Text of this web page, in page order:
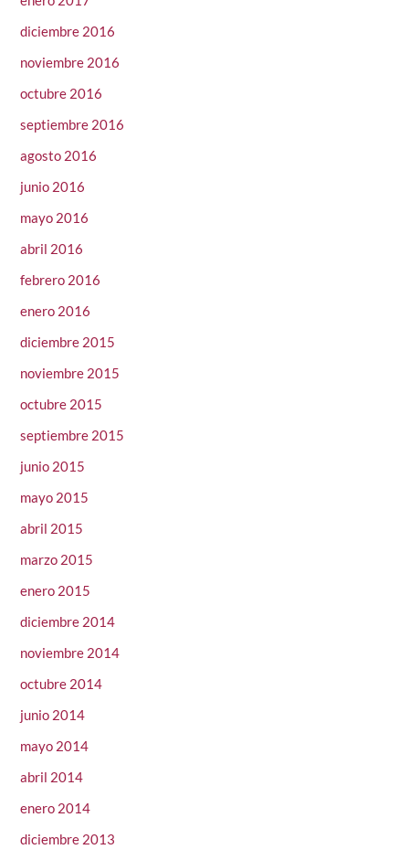
diciembre 2016
noviembre 2016
octubre 2016
septiembre 2016
agosto 2016
junio 2016
mayo 2016
abril 2016
febrero 2016
enero 2016
diciembre 2015
noviembre 2015
octubre 2015
septiembre 2015
junio 2015
mayo 2015
abril 2015
marzo 2015
enero 2015
diciembre 2014
noviembre 2014
octubre 2014
junio 2014
mayo 2014
abril 2014
enero 2014
diciembre 2013